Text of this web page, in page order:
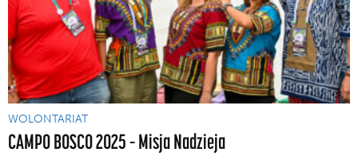
WOLONTARIAT
CAMPO BOSCO 2025 – Misja Nadzieja